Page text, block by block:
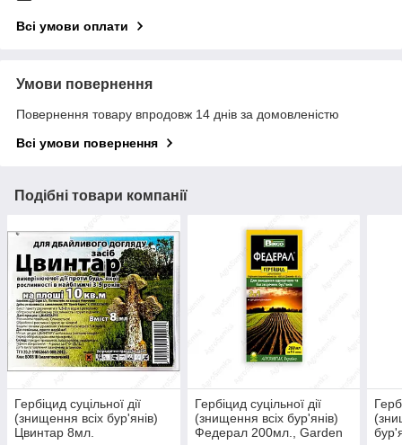
Всі умови оплати
Умови повернення
Повернення товару впродовж 14 днів за домовленістю
Всі умови повернення
Подібні товари компанії
Гербіцид суцільної дії
(знищення всіх бур'янів)
Цвинтар 8мл.
Гербіцид суцільної дії
(знищення всіх бур'янів)
Федерал 200мл., Garden